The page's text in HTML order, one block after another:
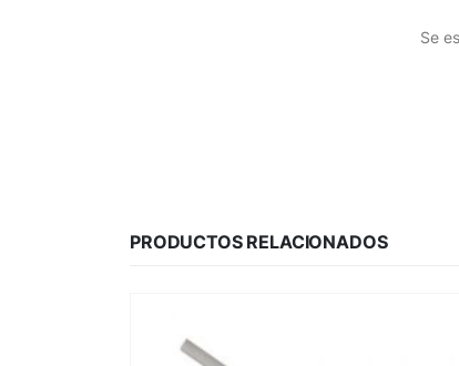
Se
PRODUCTOS RELACIONADOS